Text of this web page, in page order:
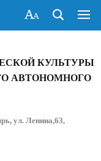
КУЛЬТУРЫ
АВТОНОМНОГО
ул. Ленина,63,